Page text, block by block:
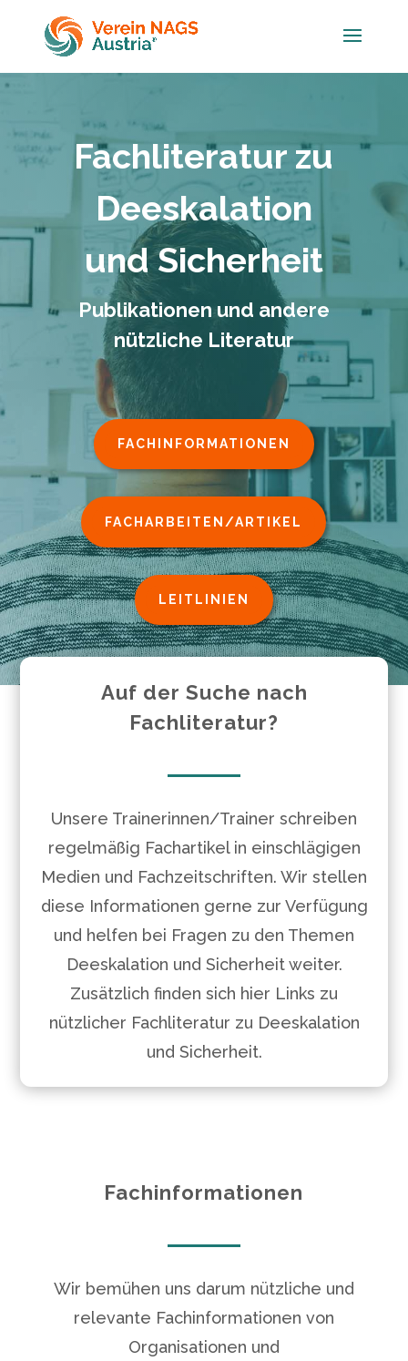
Fachliteratur zu
Deeskalation
und Sicherheit
Publikationen und andere
nützliche Literatur
FACHINFORMATIONEN
FACHARBEITEN/ARTIKEL
LEITLINIEN
Auf der Suche nach
Fachliteratur?
Unsere Trainerinnen/Trainer schreiben
regelmäßig Fachartikel in einschlägigen
Medien und Fachzeitschriften. Wir stellen
diese Informationen gerne zur Verfügung
und helfen bei Fragen zu den Themen
Deeskalation und Sicherheit weiter.
Zusätzlich finden sich hier Links zu
nützlicher Fachliteratur zu Deeskalation
und Sicherheit.
Fachinformationen
Wir bemühen uns darum nützliche und
relevante Fachinformationen von
Organisationen und